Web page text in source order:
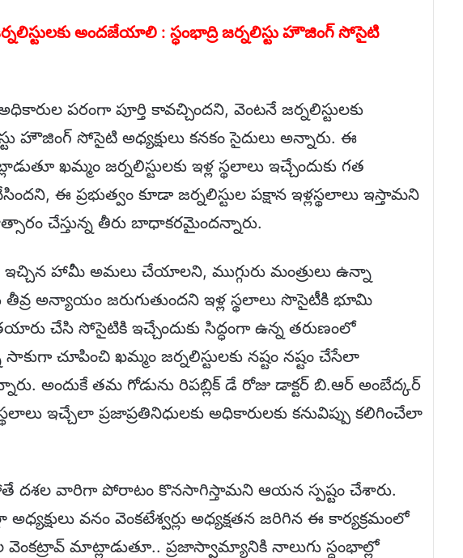
అందజేయాలి : స్ధంభాద్రి జర్నలిస్టు హౌజింగ్ సోసైటి
అధికారుల పరంగా పూర్తి కావచ్చిందని, వెంటనే జర్నలిస్టులకు
హౌజింగ్ సోసైటి అధ్యక్షులు కనకం సైదులు అన్నారు. ఈ
ఖమ్మం జర్నలిస్టులకు ఇళ్ల స్థలాలు ఇచ్చేందుకు గత
ఈ ప్రభుత్వం కూడా జర్నలిస్టుల పక్షాన ఇళ్లస్థలాలు ఇస్తామని
చేస్తున్న తీరు బాధాకరమైందన్నారు.
ఇచ్చిన హామీ అమలు చేయాలని, ముగ్గురు మంత్రులు ఉన్నా
తీవ్ర అన్యాయం జరుగుతుందని ఇళ్ల స్థలాలు సొసైటీకి భూమి
చేసి సోసైటికి ఇచ్చేందుకు సిద్ధంగా ఉన్న తరుణంలో
చూపించి ఖమ్మం జర్నలిస్టులకు నష్టం నష్టం చేసేలా
అందుకే తమ గోడును రిపబ్లిక్ డే రోజు డాక్టర్ బి.ఆర్ అంబేద్కర్
ఇచ్చేలా ప్రజాప్రతినిధులకు అధికారులకు కనువిప్పు కలిగించేలా
దశల వారిగా పోరాటం కొనసాగిస్తామని ఆయన స్పష్టం చేశారు.
వనం వెంకటేశ్వర్లు అధ్యక్షతన జరిగిన ఈ కార్యక్రమంలో
మాట్లాడుతూ.. ప్రజాస్వామ్యానికి నాలుగు స్దంభాల్లో